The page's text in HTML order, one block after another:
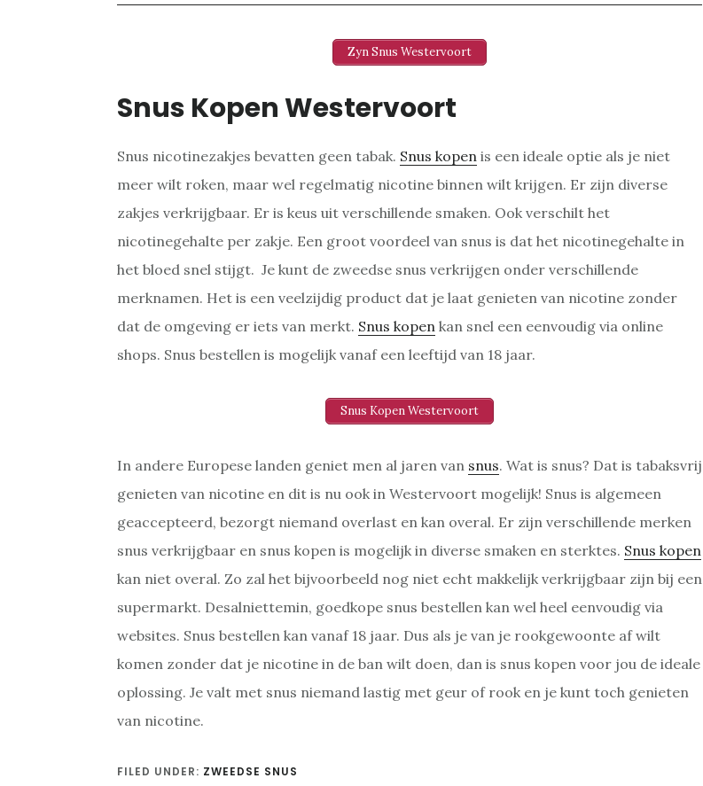
Zyn Snus Westervoort
Snus Kopen Westervoort
Snus nicotinezakjes bevatten geen tabak. Snus kopen is een ideale optie als je niet
meer wilt roken, maar wel regelmatig nicotine binnen wilt krijgen. Er zijn diverse
zakjes verkrijgbaar. Er is keus uit verschillende smaken. Ook verschilt het
nicotinegehalte per zakje. Een groot voordeel van snus is dat het nicotinegehalte in
het bloed snel stijgt. Je kunt de zweedse snus verkrijgen onder verschillende
merknamen. Het is een veelzijdig product dat je laat genieten van nicotine zonder
dat de omgeving er iets van merkt. Snus kopen kan snel een eenvoudig via online
shops. Snus bestellen is mogelijk vanaf een leeftijd van 18 jaar.
Snus Kopen Westervoort
In andere Europese landen geniet men al jaren van snus. Wat is snus? Dat is tabaksvrij
genieten van nicotine en dit is nu ook in Westervoort mogelijk! Snus is algemeen
geaccepteerd, bezorgt niemand overlast en kan overal. Er zijn verschillende merken
snus verkrijgbaar en snus kopen is mogelijk in diverse smaken en sterktes. Snus kopen
kan niet overal. Zo zal het bijvoorbeeld nog niet echt makkelijk verkrijgbaar zijn bij een
supermarkt. Desalniettemin, goedkope snus bestellen kan wel heel eenvoudig via
websites. Snus bestellen kan vanaf 18 jaar. Dus als je van je rookgewoonte af wilt
komen zonder dat je nicotine in de ban wilt doen, dan is snus kopen voor jou de ideale
oplossing. Je valt met snus niemand lastig met geur of rook en je kunt toch genieten
van nicotine.
FILED UNDER: ZWEEDSE SNUS